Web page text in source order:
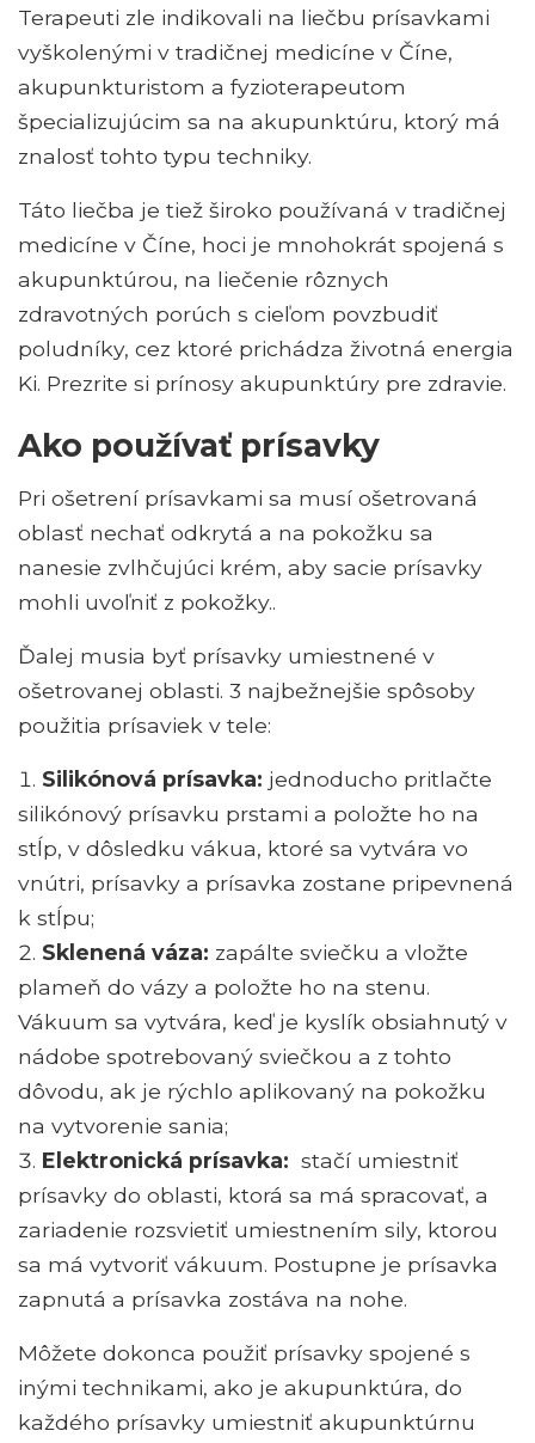
Terapeuti zle indikovali na liečbu prísavkami
vyškolenými v tradičnej medicíne v Číne,
akupunkturistom a fyzioterapeutom
špecializujúcim sa na akupunktúru, ktorý má
znalosť tohto typu techniky.
Táto liečba je tiež široko používaná v tradičnej
medicíne v Číne, hoci je mnohokrát spojená s
akupunktúrou, na liečenie rôznych
zdravotných porúch s cieľom povzbudiť
poludníky, cez ktoré prichádza životná energia
Ki. Prezrite si prínosy akupunktúry pre zdravie.
Ako používať prísavky
Pri ošetrení prísavkami sa musí ošetrovaná
oblasť nechať odkrytá a na pokožku sa
nanesie zvlhčujúci krém, aby sacie prísavky
mohli uvoľniť z pokožky..
Ďalej musia byť prísavky umiestnené v
ošetrovanej oblasti. 3 najbežnejšie spôsoby
použitia prísaviek v tele:
Silikónová prísavka: jednoducho pritlačte
silikónový prísavku prstami a položte ho na
stĺp, v dôsledku vákua, ktoré sa vytvára vo
vnútri, prísavky a prísavka zostane pripevnená
k stĺpu;
Sklenená váza: zapálte sviečku a vložte
plameň do vázy a položte ho na stenu.
Vákuum sa vytvára, keď je kyslík obsiahnutý v
nádobe spotrebovaný sviečkou a z tohto
dôvodu, ak je rýchlo aplikovaný na pokožku
na vytvorenie sania;
Elektronická prísavka: stačí umiestniť
prísavky do oblasti, ktorá sa má spracovať, a
zariadenie rozsvietiť umiestnením sily, ktorou
sa má vytvoriť vákuum. Postupne je prísavka
zapnutá a prísavka zostáva na nohe.
Môžete dokonca použiť prísavky spojené s
inými technikami, ako je akupunktúra, do
každého prísavky umiestniť akupunktúrnu